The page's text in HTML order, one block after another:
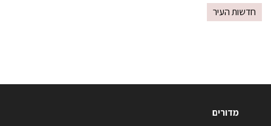
חדשות העיר
מדורים